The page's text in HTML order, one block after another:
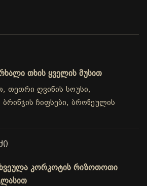
თხის ყველის მუსით
თეთრი ღვინის სოუსი,
ბრინჯის ჩიფსები, ბროწეულის
კორკოტის რიზოთოთი